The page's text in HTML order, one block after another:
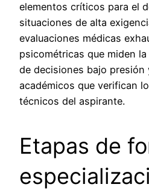
elementos críticos para el
situaciones de alta
evaluaciones médicas
psicométricas que miden
de decisiones bajo presión
académicos que verifican
técnicos del aspirante.
Etapas de